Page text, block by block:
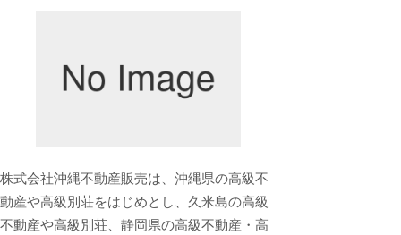
株式会社沖縄不動産販売は、沖縄県の高級不
動産や高級別荘をはじめとし、久米島の高級
不動産や高級別荘、静岡県の高級不動産・高